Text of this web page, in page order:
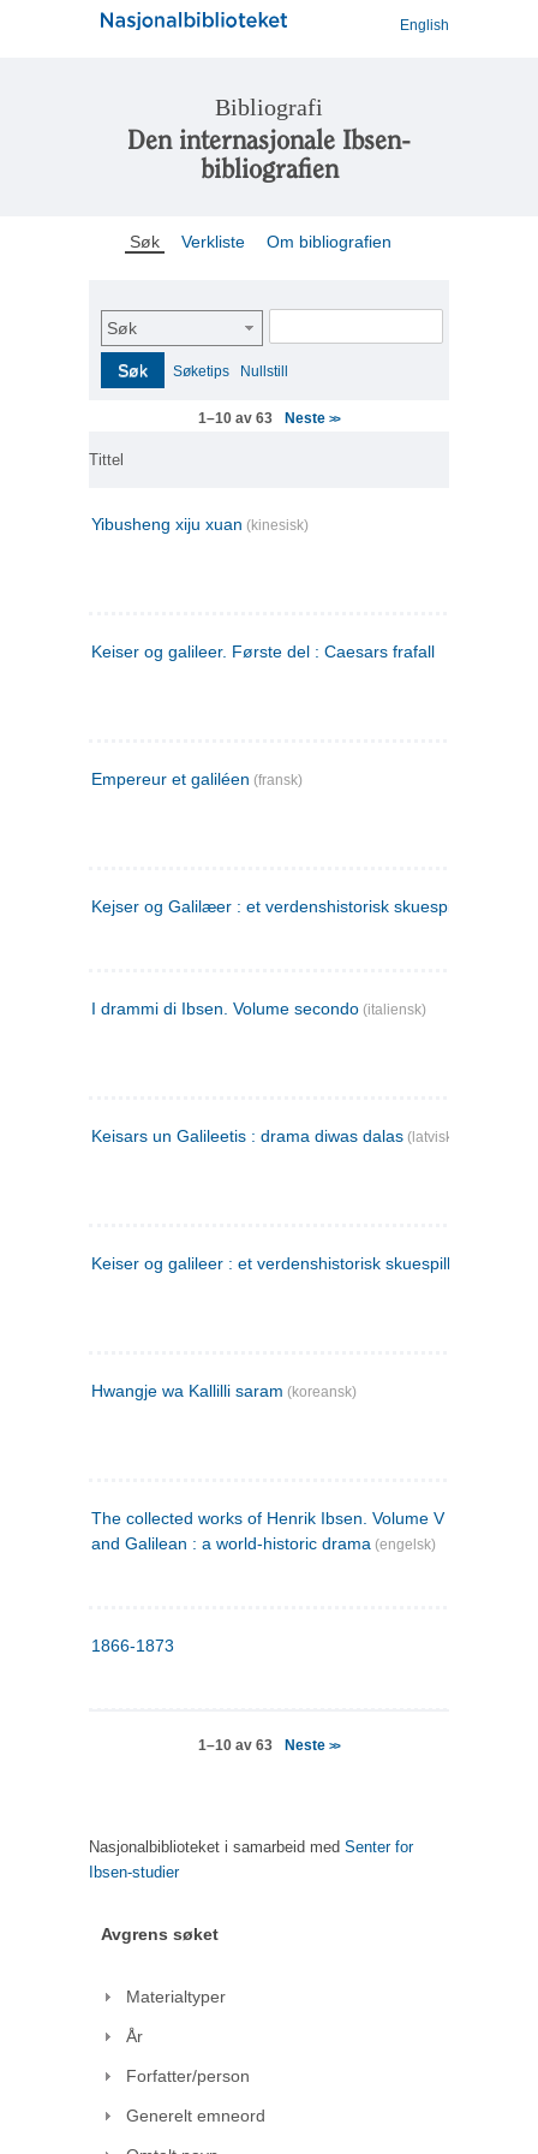
English
Bibliografi
Den internasjonale Ibsen-
bibliografien
Søk Verkliste Om bibliografien
Søk
Søk Søketips Nullstill
1–10 av 63 Neste>>
Tittel
Yibusheng xiju xuan (kinesisk)
Keiser og galileer. Første del : Caesars frafall
Empereur et galiléen (fransk)
Kejser og Galilæer : et verdenshistorisk skuespil
I drammi di Ibsen. Volume secondo (italiensk)
Keisars un Galileetis : drama diwas dalas (latvisk)
Keiser og galileer : et verdenshistorisk skuespill (1873)
Hwangje wa Kallilli saram (koreansk)
The collected works of Henrik Ibsen. Volume V : Emperor
and Galilean : a world-historic drama (engelsk)
1866-1873
1–10 av 63 Neste>>
Nasjonalbiblioteket i samarbeid med Senter for
Ibsen-studier
Avgrens søket
Materialtyper
År
Forfatter/person
Generelt emneord